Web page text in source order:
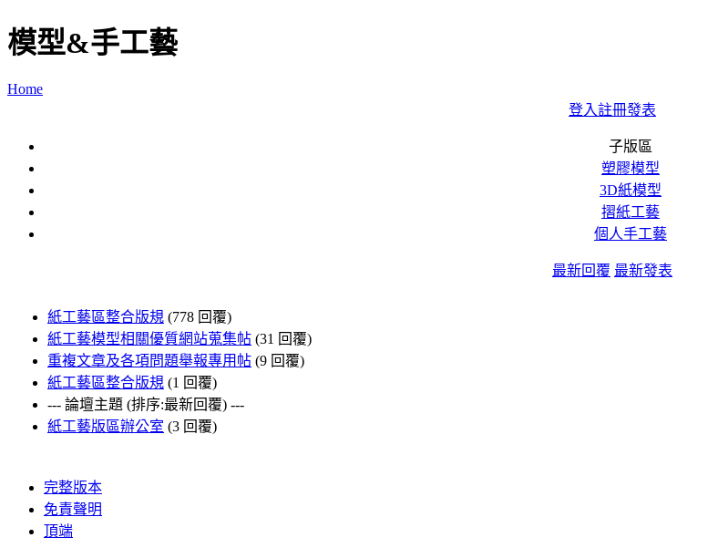
模型&手工藝
Home
登入註冊發表
子版區
塑膠模型
3D紙模型
摺紙工藝
個人手工藝
最新回覆 最新發表
紙工藝區整合版規 (778 回覆)
紙工藝模型相關優質網站蒐集帖 (31 回覆)
重複文章及各項問題舉報專用帖 (9 回覆)
紙工藝區整合版規 (1 回覆)
--- 論壇主題 (排序:最新回覆) ---
紙工藝版區辦公室 (3 回覆)
完整版本
免責聲明
頂端